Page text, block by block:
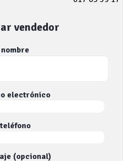
vendedor
nombre
electrónico
(opcional)